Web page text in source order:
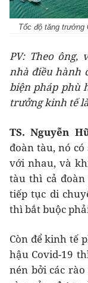
Tốc độ tăng trưởng
PV: Theo ông,
nhà điều hành
biện pháp phù
trưởng kinh tế
TS. Nguyễn
đoàn tàu, nó
với nhau, và
tàu thì cả đoàn
tiếp tục di
thì bắt buộc
Còn để kinh tế
hậu Covid-19
nén bởi các